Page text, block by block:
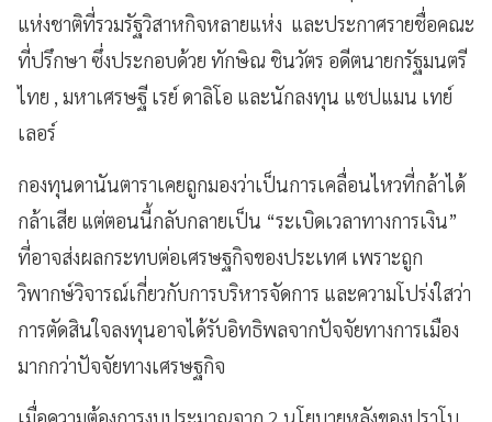
แห่งชาติที่รวมรัฐวิสาหกิจหลายแห่ง และประกาศรายชื่อคณะ
ที่ปรึกษา ซึ่งประกอบด้วย ทักษิณ ชินวัตร อดีตนายกรัฐมนตรี
ไทย , มหาเศรษฐี เรย์ ดาลิโอ และนักลงทุน แชปแมน เทย์
เลอร์
กองทุนดานันตาราเคยถูกมองว่าเป็นการเคลื่อนไหวที่กล้าได้
กล้าเสีย แต่ตอนนี้กลับกลายเป็น “ระเบิดเวลาทางการเงิน”
ที่อาจส่งผลกระทบต่อเศรษฐกิจของประเทศ เพราะถูก
วิพากษ์วิจารณ์เกี่ยวกับการบริหารจัดการ และความโปร่งใสว่า
การตัดสินใจลงทุนอาจได้รับอิทธิพลจากปัจจัยทางการเมือง
มากกว่าปัจจัยทางเศรษฐกิจ
เมื่อความต้องการงบประมาณจาก 2 นโยบายหลังของปราโบ